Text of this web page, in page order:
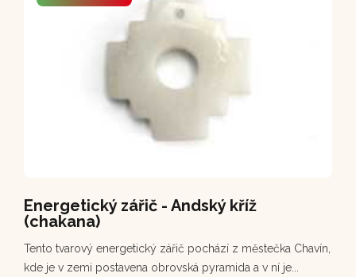
Energetický zářič - Andský kříž
(chakana)
Tento tvarový energetický zářič pochází z městečka Chavín,
kde je v zemi postavena obrovská pyramida a v ní je...